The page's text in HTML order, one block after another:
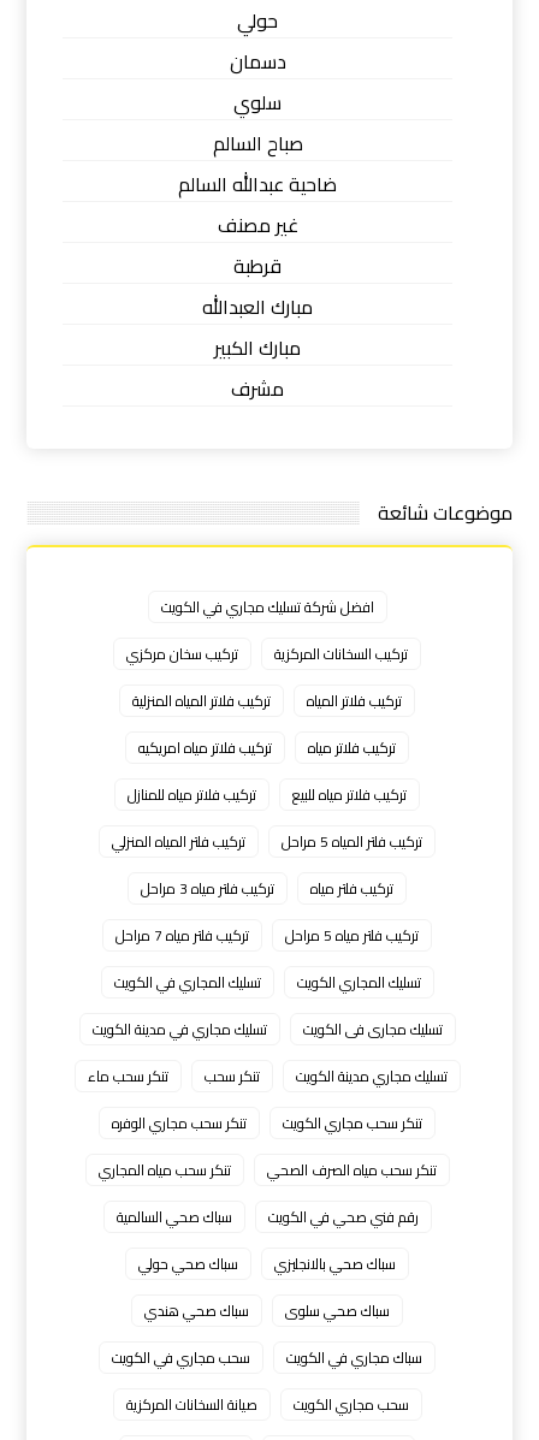
حولي
دسمان
سلوي
صباح السالم
ضاحية عبدالله السالم
غير مصنف
قرطبة
مبارك العبدالله
مبارك الكبير
مشرف
موضوعات شائعة
افضل شركة تسليك مجاري في الكويت
تركيب السخانات المركزية
تركيب سخان مركزي
تركيب فلاتر المياه
تركيب فلاتر المياه المنزلية
تركيب فلاتر مياه
تركيب فلاتر مياه امريكيه
تركيب فلاتر مياه للبيع
تركيب فلاتر مياه للمنازل
تركيب فلتر المياه 5 مراحل
تركيب فلتر المياه المنزلي
تركيب فلتر مياه
تركيب فلتر مياه 3 مراحل
تركيب فلتر مياه 5 مراحل
تركيب فلتر مياه 7 مراحل
تسليك المجاري الكويت
تسليك المجاري في الكويت
تسليك مجارى فى الكويت
تسليك مجاري في مدينة الكويت
تسليك مجاري مدينة الكويت
تنكر سحب
تنكر سحب ماء
تنكر سحب مجاري الكويت
تنكر سحب مجاري الوفره
تنكر سحب مياه الصرف الصحي
تنكر سحب مياه المجاري
رقم فني صحي في الكويت
سباك صحي السالمية
سباك صحي بالانجليزي
سباك صحي حولي
سباك صحي سلوى
سباك صحي هندي
سباك مجاري في الكويت
سحب مجاري في الكويت
سحب مجاري الكويت
صيانة السخانات المركزية